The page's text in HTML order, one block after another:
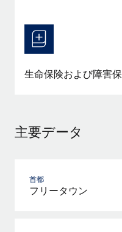
ム間で頻繁に移動している
を保護することは極めて重
生命保険および障害
主要データ
首都
フリータウン